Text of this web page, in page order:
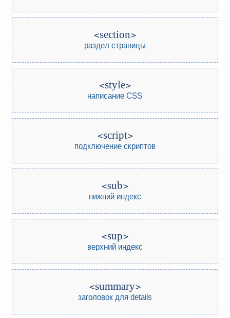
section
раздел страницы
style
написание CSS
script
подключение скриптов
sub
нижний индекс
sup
верхний индекс
summary
заголовок для details